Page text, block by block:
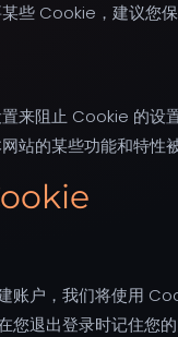
些 Cookie，建议您
来阻止 Cookie 的设
站的某些功能和特性
账户，我们将使用
您退出登录时记住您的